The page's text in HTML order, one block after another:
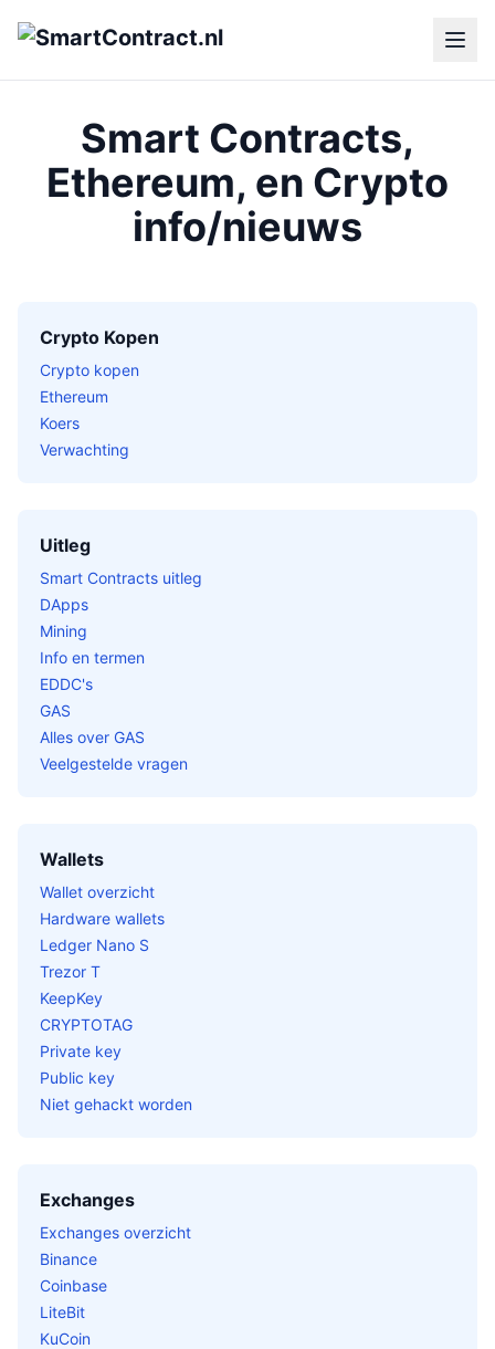
Smart Contracts,
Ethereum, en Crypto
info/nieuws
Crypto Kopen
Crypto kopen
Ethereum
Koers
Verwachting
Uitleg
Smart Contracts uitleg
DApps
Mining
Info en termen
EDDC's
GAS
Alles over GAS
Veelgestelde vragen
Wallets
Wallet overzicht
Hardware wallets
Ledger Nano S
Trezor T
KeepKey
CRYPTOTAG
Private key
Public key
Niet gehackt worden
Exchanges
Exchanges overzicht
Binance
Coinbase
LiteBit
KuCoin